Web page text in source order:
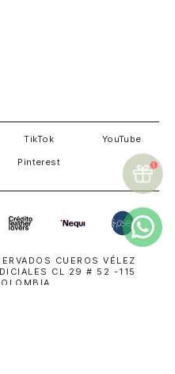
TikTok YouTube
Pinterest
CUEROS VÉLEZ
CL 29 # 52 -115